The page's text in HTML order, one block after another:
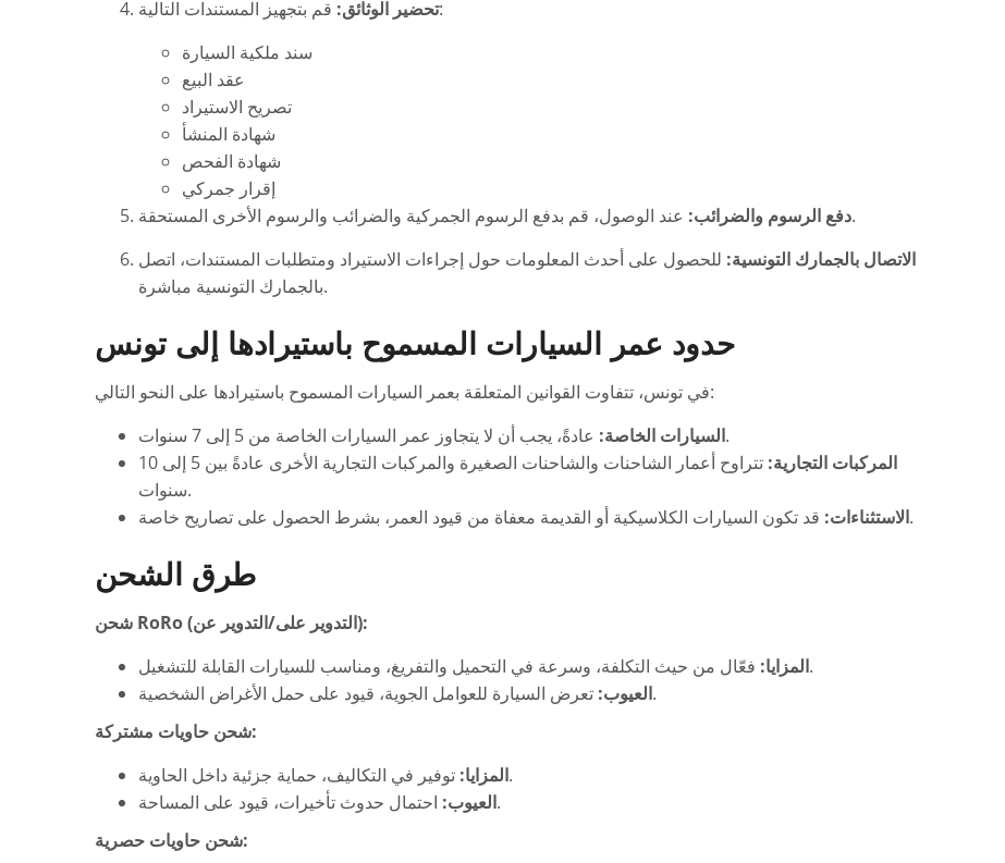
تحضير الوثائق:قم بتجهيز المستندات التالية:
سند ملكية السيارة
عقد البيع
تصريح الاستيراد
شهادة المنشأ
شهادة الفحص
إقرار جمركي
دفع الرسوم والضرائب:عند الوصول، قم بدفع الرسوم الجمركية والضرائب والرسوم الأخرى المستحقة.
الاتصال بالجمارك التونسية: للحصول على أحدث المعلومات حول إجراءات الاستيراد ومتطلبات المستندات، اتصل
بالجمارك التونسية مباشرة.
حدود عمر السيارات المسموح باستيرادها إلى تونس
في تونس، تتفاوت القوانين المتعلقة بعمر السيارات المسموح باستيرادها على النحو التالي:
السيارات الخاصة:عادةً، يجب أن لا يتجاوز عمر السيارات الخاصة من 5 إلى 7 سنوات.
المركبات التجارية:
تتراوح أعمار الشاحنات والشاحنات الصغيرة والمركبات التجارية الأخرى عادةً بين 5 إلى 10
سنوات.
الاستثناءات:قد تكون السيارات الكلاسيكية أو القديمة معفاة من قيود العمر، بشرط الحصول على تصاريح خاصة.
طرق الشحن
شحن RoRo (التدوير على/التدوير عن):
المزايا:فعّال من حيث التكلفة، وسرعة في التحميل والتفريغ، ومناسب للسيارات القابلة للتشغيل.
العيوب:تعرض السيارة للعوامل الجوية، قيود على حمل الأغراض الشخصية.
شحن حاويات مشتركة:
المزايا:توفير في التكاليف، حماية جزئية داخل الحاوية.
العيوب:احتمال حدوث تأخيرات، قيود على المساحة.
شحن حاويات حصرية: